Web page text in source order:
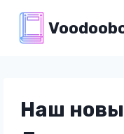
содержимому
Наш